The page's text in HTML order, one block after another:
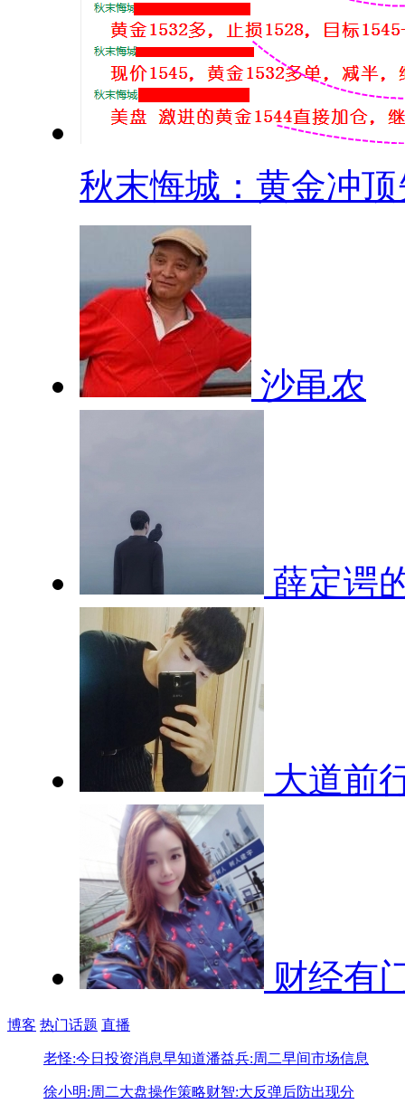
秋末悔城：黄金冲顶
沙黾农
薛定谔
大道前
财经有
博客 热门话题 直播
老怪:今日投资消息早知道潘益兵:周二早间市场信息
徐小明:周二大盘操作策略财智:大反弹后防出现分